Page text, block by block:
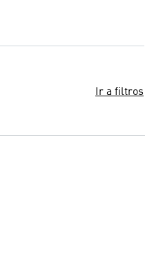
Ir a filtros